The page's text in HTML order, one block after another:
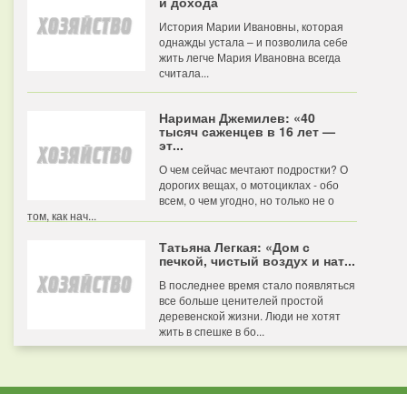
История Марии Ивановны, которая
однажды устала – и позволила себе
жить легче Мария Ивановна всегда
считала...
Нариман Джемилев: «40
тысяч саженцев в 16 лет —
эт...
О чем сейчас мечтают подростки? О
дорогих вещах, о мотоциклах - обо
всем, о чем угодно, но только не о
том, как нач...
Татьяна Легкая: «Дом с
печкой, чистый воздух и нат...
В последнее время стало появляться
все больше ценителей простой
деревенской жизни. Люди не хотят
жить в спешке в бо...